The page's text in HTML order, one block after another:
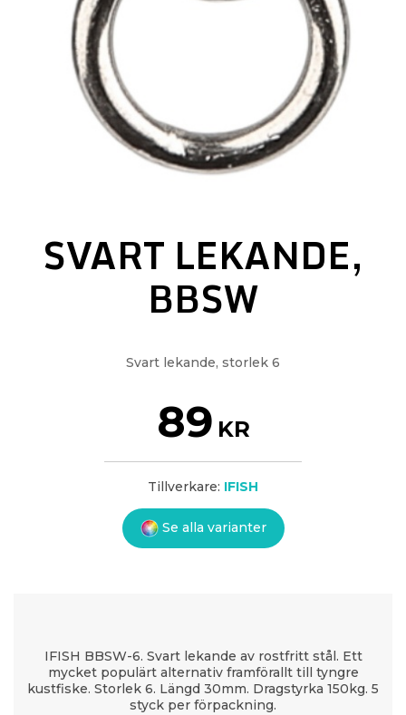
SVART LEKANDE,
BBSW
Svart lekande, storlek 6
89 KR
Tillverkare: IFISH
Se alla varianter
IFISH BBSW-6. Svart lekande av rostfritt stål. Ett
mycket populärt alternativ framförallt till tyngre
kustfiske. Storlek 6. Längd 30mm. Dragstyrka 150kg. 5
styck per förpackning.